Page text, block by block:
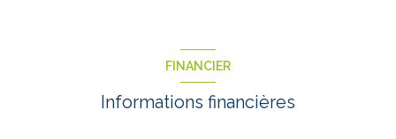
FINANCIER
Informations financières